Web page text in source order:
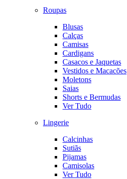
Roupas
Blusas
Calças
Camisas
Cardigans
Casacos e Jaquetas
Vestidos e Macacões
Moletons
Saias
Shorts e Bermudas
Ver Tudo
Lingerie
Calcinhas
Sutiãs
Pijamas
Camisolas
Ver Tudo